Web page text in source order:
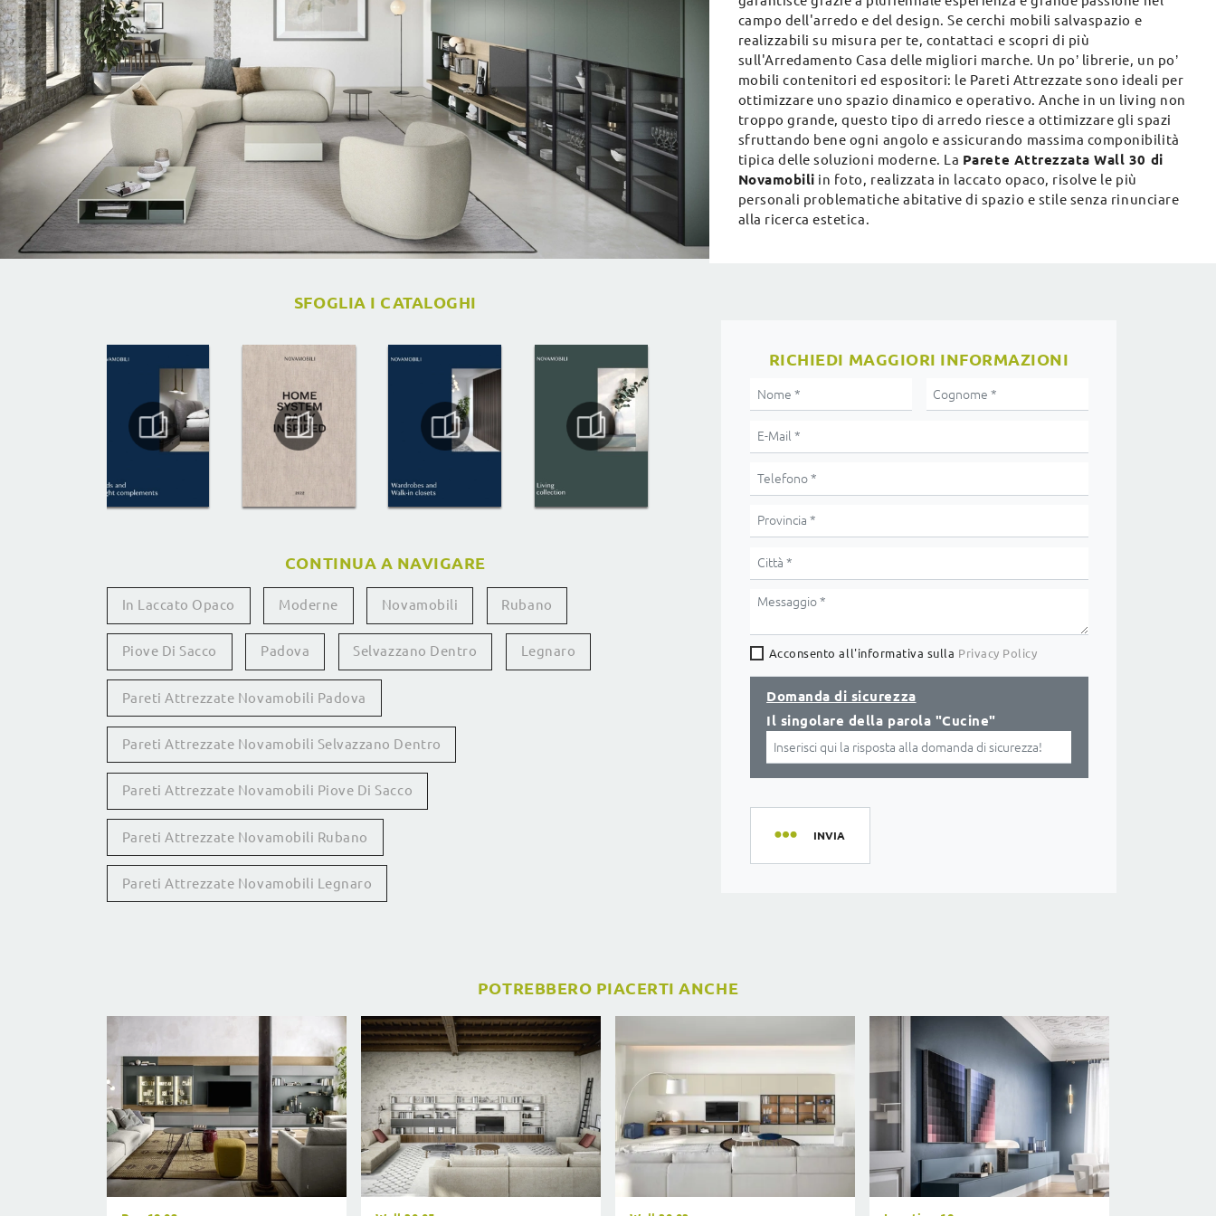
campo dell'arredo e del design. Se cerchi mobili salvaspazio e
realizzabili su misura per te, contattaci e scopri di più
sull'Arredamento Casa delle migliori marche. Un po’ librerie, un po’
mobili contenitori ed espositori: le Pareti Attrezzate sono ideali per
ottimizzare uno spazio dinamico e operativo. Anche in un living non
troppo grande, questo tipo di arredo riesce a ottimizzare gli spazi
sfruttando bene ogni angolo e assicurando massima componibilità
tipica delle soluzioni moderne. La Parete Attrezzata Wall 30 di
Novamobili in foto, realizzata in laccato opaco, risolve le più
personali problematiche abitative di spazio e stile senza rinunciare
alla ricerca estetica.
SFOGLIA I CATALOGHI
CONTINUA A NAVIGARE
In Laccato Opaco Moderne Novamobili Rubano
Piove Di Sacco Padova Selvazzano Dentro Legnaro
Pareti Attrezzate Novamobili Padova
Pareti Attrezzate Novamobili Selvazzano Dentro
Pareti Attrezzate Novamobili Piove Di Sacco
Pareti Attrezzate Novamobili Rubano
Pareti Attrezzate Novamobili Legnaro
RICHIEDI MAGGIORI INFORMAZIONI
Acconsento all'informativa sulla Privacy Policy
Domanda di sicurezza
Il singolare della parola "Cucine"
INVIA
POTREBBERO PIACERTI ANCHE